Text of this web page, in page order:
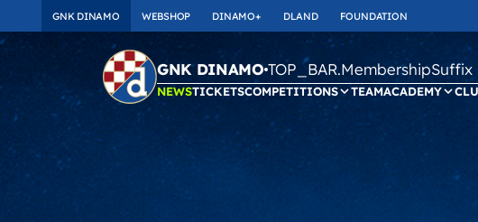
GNK DINAMO WEBSHOP DINAMO+ DLAND FOUNDATION
GNK DINAMO TOP_BAR.MembershipSuffix
NEWSTICKETSCOMPETITIONS TEAMACADEMY